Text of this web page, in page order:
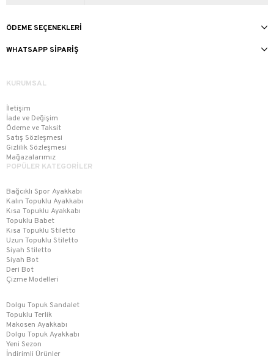
ÖDEME SEÇENEKLERI
WHATSAPP SIPARIŞ
KURUMSAL
İletişim
İade ve Değişim
Ödeme ve Taksit
Satış Sözleşmesi
Gizlilik Sözleşmesi
Mağazalarımız
POPÜLER KATEGORİLER
Bağcıklı Spor Ayakkabı
Kalın Topuklu Ayakkabı
Kısa Topuklu Ayakkabı
Topuklu Babet
Kısa Topuklu Stiletto
Uzun Topuklu Stiletto
Siyah Stiletto
Siyah Bot
Deri Bot
Çizme Modelleri
Dolgu Topuk Sandalet
Topuklu Terlik
Makosen Ayakkabı
Dolgu Topuk Ayakkabı
Yeni Sezon
İndirimli Ürünler